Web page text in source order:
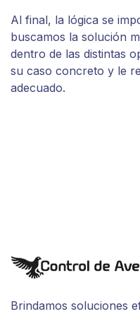
Al final, la lógica se
buscamos la solución
dentro de las distintas
su caso concreto y le
adecuado.
Brindamos soluciones